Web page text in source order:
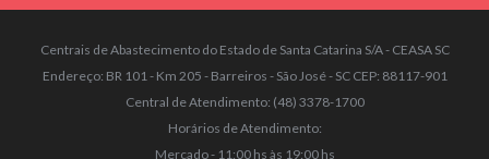
Centrais de Abastecimento do Estado de Santa Catarina S/A - CEASA SC
Endereço: BR 101 - Km 205 - Barreiros - São José - SC CEP: 88117-901
Central de Atendimento: (48) 3378-1700
Horários de Atendimento:
Mercado - 11:00 hs às 19:00 hs